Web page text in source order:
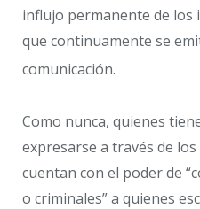
influjo permanente de los
que continuamente se
comunicación.
Como nunca, quienes
expresarse a través de
cuentan con el poder de
o criminales” a quienes